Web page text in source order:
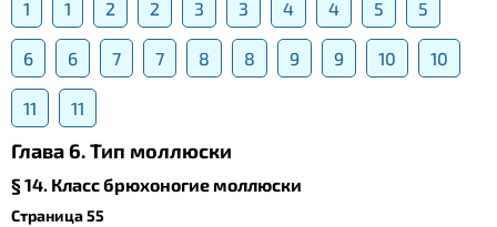
1 1 2 2 3 3 4 4 5 5
6 6 7 7 8 8 9 9 10 10
11 11
Глава 6. Тип моллюски
§ 14. Класс брюхоногие моллюски
Страница 55